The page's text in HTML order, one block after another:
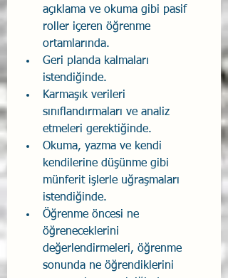
açıklama ve okuma gibi pasif
roller içeren öğrenme
ortamlarında.
Geri planda kalmaları
istendiğinde.
Karmaşık verileri
sınıflandırmaları ve analiz
etmeleri gerektiğinde.
Okuma, yazma ve kendi
kendilerine düşünme gibi
münferit işlerle uğraşmaları
istendiğinde.
Öğrenme öncesi ne
öğreneceklerini
değerlendirmeleri, öğrenme
sonunda ne öğrendiklerini